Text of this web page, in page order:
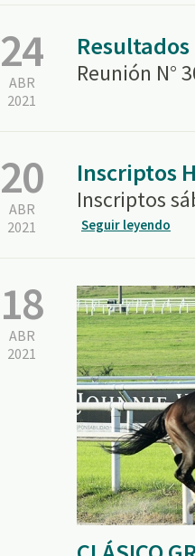
24
ABR
2021
Resultados
Reunión N°
20
ABR
2021
Inscriptos
Inscriptos
Seguir leyendo
18
ABR
2021